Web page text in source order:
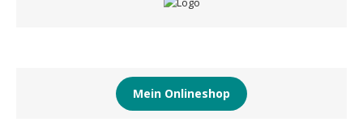
Mein Onlineshop